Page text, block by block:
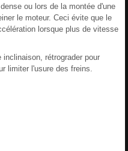
ou lors de la montée d'une
le moteur. Ceci évite que le
lorsque plus de vitesse
rétrograder pour
limiter l'usure des freins.